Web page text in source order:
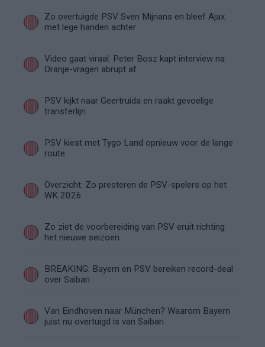
Zo overtuigde PSV Sven Mijnans en bleef Ajax
met lege handen achter
Video gaat viraal: Peter Bosz kapt interview na
Oranje-vragen abrupt af
PSV kijkt naar Geertruida en raakt gevoelige
transferlijn
PSV kiest met Tygo Land opnieuw voor de lange
route
Overzicht: Zo presteren de PSV-spelers op het
WK 2026
Zo ziet de voorbereiding van PSV eruit richting
het nieuwe seizoen
BREAKING: Bayern en PSV bereiken record-deal
over Saibari
Van Eindhoven naar München? Waarom Bayern
juist nu overtuigd is van Saibari